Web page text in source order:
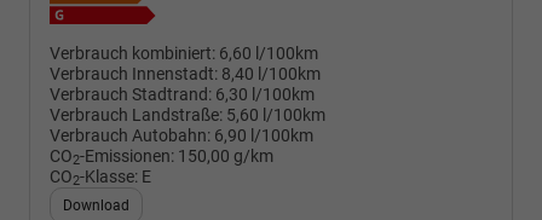
Verbrauch kombiniert: 6,60 l/100km
Verbrauch Innenstadt: 8,40 l/100km
Verbrauch Stadtrand: 6,30 l/100km
Verbrauch Landstraße: 5,60 l/100km
Verbrauch Autobahn: 6,90 l/100km
CO2-Emissionen: 150,00 g/km
CO2-Klasse: E
Download